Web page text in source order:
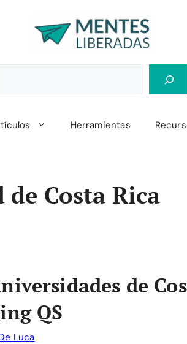
Herramientas
Costa Rica
de
QS
Luca